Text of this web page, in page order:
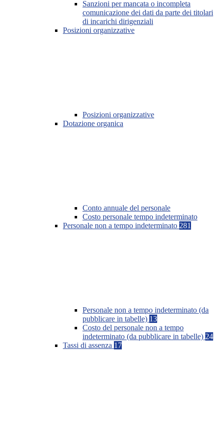
Sanzioni per mancata o incompleta
comunicazione dei dati da parte dei titolari
di incarichi dirigenziali
Posizioni organizzative
Posizioni organizzative
Dotazione organica
Conto annuale del personale
Costo personale tempo indeterminato
Personale non a tempo indeterminato 281
Personale non a tempo indeterminato (da
pubblicare in tabelle) 13
Costo del personale non a tempo
indeterminato (da pubblicare in tabelle) 24
Tassi di assenza 17